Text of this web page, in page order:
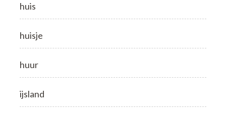
huis
huisje
huur
ijsland